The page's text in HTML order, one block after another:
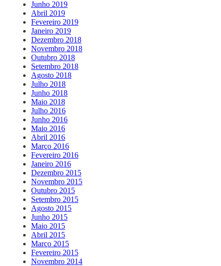
Junho 2019
Abril 2019
Fevereiro 2019
Janeiro 2019
Dezembro 2018
Novembro 2018
Outubro 2018
Setembro 2018
Agosto 2018
Julho 2018
Junho 2018
Maio 2018
Julho 2016
Junho 2016
Maio 2016
Abril 2016
Março 2016
Fevereiro 2016
Janeiro 2016
Dezembro 2015
Novembro 2015
Outubro 2015
Setembro 2015
Agosto 2015
Junho 2015
Maio 2015
Abril 2015
Março 2015
Fevereiro 2015
Novembro 2014